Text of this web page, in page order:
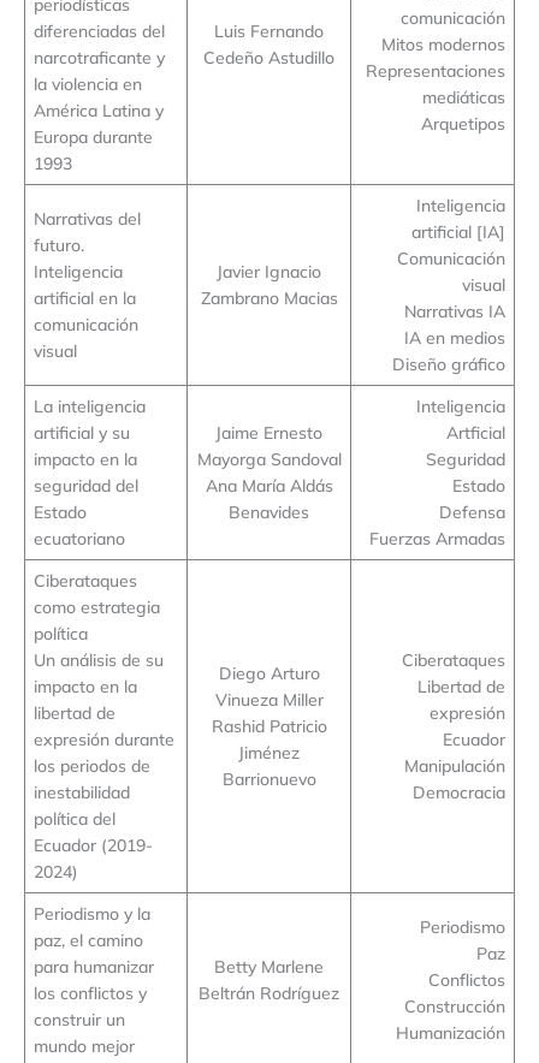
diferenciadas del
narcotraficante y
la violencia en
América Latina y
Europa durante
1993
Luis Fernando
Cedeño Astudillo
comunicación
Mitos modernos
Representaciones
mediáticas
Arquetipos
Narrativas del
futuro.
Inteligencia
artificial en la
comunicación
visual
Javier Ignacio
Zambrano Macias
Inteligencia
artificial [IA]
Comunicación
visual
Narrativas IA
IA en medios
Diseño gráfico
La inteligencia
artificial y su
impacto en la
seguridad del
Estado
ecuatoriano
Jaime Ernesto
Mayorga Sandoval
Ana María Aldás
Benavides
Inteligencia
Artficial
Seguridad
Estado
Defensa
Fuerzas Armadas
Ciberataques
como estrategia
política
Un análisis de su
impacto en la
libertad de
expresión durante
los periodos de
inestabilidad
política del
Ecuador (2019-
2024)
Diego Arturo
Vinueza Miller
Rashid Patricio
Jiménez
Barrionuevo
Ciberataques
Libertad de
expresión
Ecuador
Manipulación
Democracia
Periodismo y la
paz, el camino
para humanizar
los conflictos y
construir un
mundo mejor
Betty Marlene
Beltrán Rodríguez
Periodismo
Paz
Conflictos
Construcción
Humanización